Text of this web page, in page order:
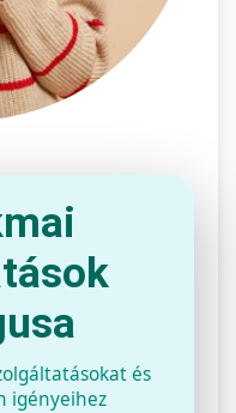
és
igényeihez